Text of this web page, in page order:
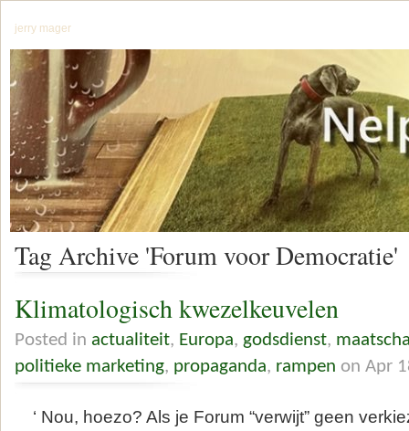
jerry mager
Tag Archive 'Forum voor Democratie'
Klimatologisch kwezelkeuvelen
Posted in actualiteit, Europa, godsdienst,
politieke marketing, propaganda, rampen on Apr
‘ Nou, hoezo? Als je Forum “verwijt” geen